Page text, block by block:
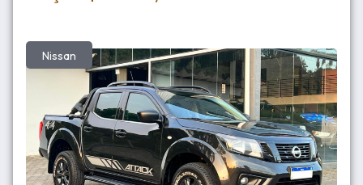
Nissan